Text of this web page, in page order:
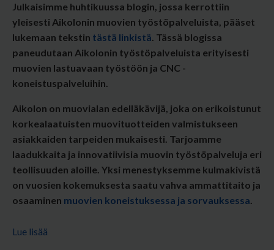
Julkaisimme huhtikuussa blogin, jossa kerrottiin
yleisesti Aikolonin muovien työstöpalveluista, pääset
lukemaan tekstin tästä linkistä. Tässä blogissa
paneudutaan Aikolonin työstöpalveluista erityisesti
muovien lastuavaan työstöön ja CNC -
koneistuspalveluihin.
Aikolon on muovialan edelläkävijä, joka on erikoistunut
korkealaatuisten muovituotteiden valmistukseen
asiakkaiden tarpeiden mukaisesti. Tarjoamme
laadukkaita ja innovatiivisia muovin työstöpalveluja eri
teollisuuden aloille. Yksi menestyksemme kulmakivistä
on vuosien kokemuksesta saatu vahva ammattitaito ja
osaaminen muovien koneistuksessa ja sorvauksessa.
Lue lisää